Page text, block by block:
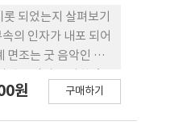
되었는지 살펴보기
의 인자가 내포 되어
면조는 굿 음악인 시
굿의 연행 체 계와
원 구매하기